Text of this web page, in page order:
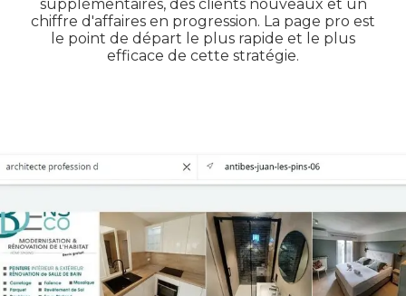
supplémentaires, des clients nouveaux et un
chiffre d'affaires en progression. La page pro est
le point de départ le plus rapide et le plus
efficace de cette stratégie.